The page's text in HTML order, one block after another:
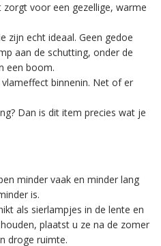
voor een gezellige, warme
zijn echt ideaal. Geen gedoe
aan de schutting, onder de
een boom.
binnenin. Net of er
Dan is dit item precies wat je
minder vaak en minder lang
is.
als sierlampjes in de lente en
plaatst u ze na de zomer
droge ruimte.